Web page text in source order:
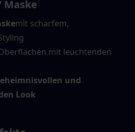
Maske
mit scharfem,
mit leuchtenden
und
Look